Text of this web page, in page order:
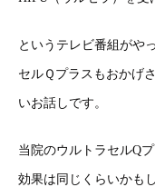
というテレビ番組がや
セルＱプラスもおかげ
いお話しです。
当院のウルトラセルQ
効果は同じくらいかも